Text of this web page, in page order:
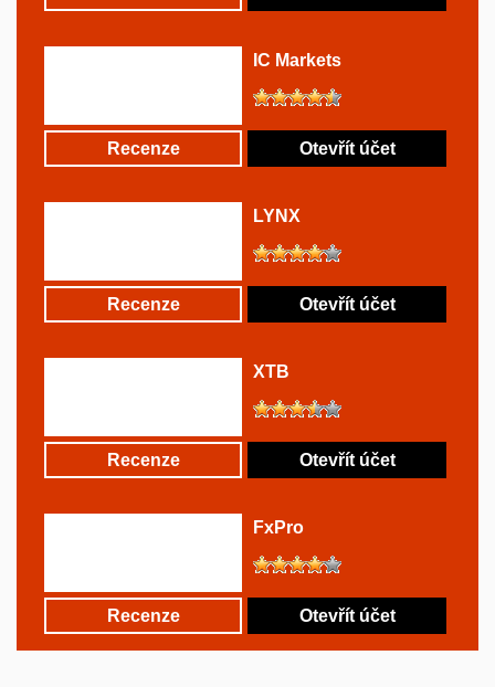
IC Markets
Recenze Otevřít účet
LYNX
Recenze Otevřít účet
XTB
Recenze Otevřít účet
FxPro
Recenze Otevřít účet